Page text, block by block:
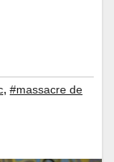
, #massacre de